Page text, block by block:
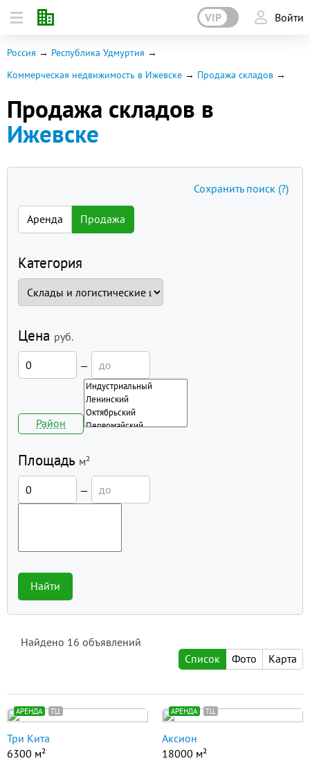
VIP Войти
Россия
Республика Удмуртия
Коммерческая недвижимость в Ижевске
Продажа складов
Продажа складов в
Ижевске
Аренда Продажа
Категория
Цена руб.
—
Район
Площадь м²
—
Найти
Сохранить поиск (?)
Найдено 16 объявлений
Список
Фото Карта
АРЕНДА ТЦ
Три Кита
6300 м²
АРЕНДА ТЦ
Аксион
18000 м²